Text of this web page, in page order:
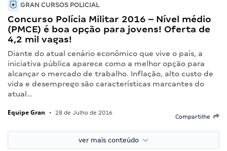
GRAN CURSOS POLICIAL
Concurso Polícia Militar 2016 – Nível médio
(PMCE) é boa opção para jovens! Oferta de
4,2 mil vagas!
Diante do atual cenário econômico que vive o país, a
iniciativa pública aparece como a melhor opção para
alcançar o mercado de trabalho. Inflação, alto custo de
vida e desemprego são características marcantes do
atual…
Equipe Gran • 28 de Julho de 2016
Compartilhe
ver mais conteúdo